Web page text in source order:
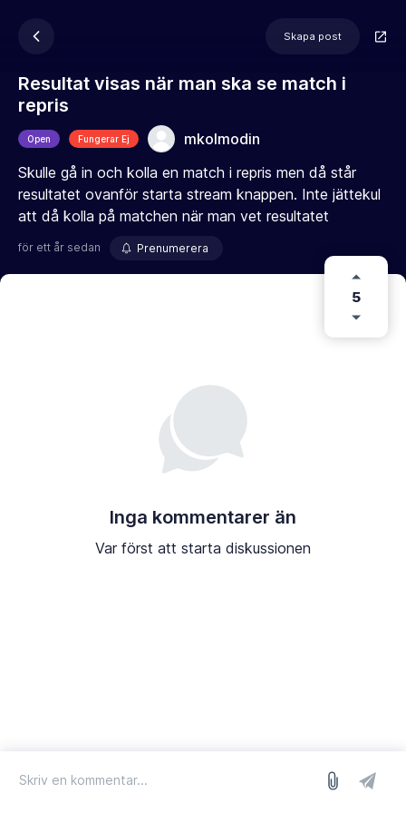
Skapa post
Resultat visas när man ska se match i
repris
Open Fungerar Ej
mkolmodin
Skulle gå in och kolla en match i repris men då står
resultatet ovanför starta stream knappen. Inte jättekul
att då kolla på matchen när man vet resultatet
för ett år sedan Prenumerera
5
Inga kommentarer än
Var först att starta diskussionen